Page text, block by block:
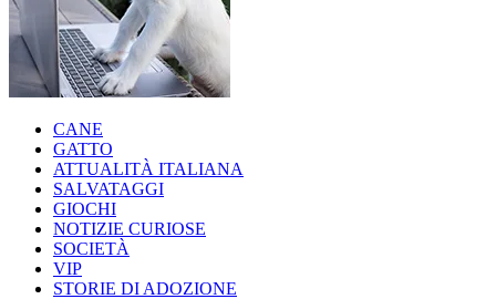
CANE
GATTO
ATTUALITÀ ITALIANA
SALVATAGGI
GIOCHI
NOTIZIE CURIOSE
SOCIETÀ
VIP
STORIE DI ADOZIONE